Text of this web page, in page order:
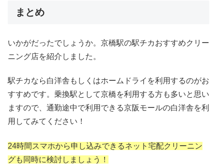
まとめ
いかがだったでしょうか。京橋駅の駅チカおすすめクリー
ニング店を紹介しました。
駅チカなら白洋舎もしくはホームドライを利用するのがお
すすめです。乗換駅として京橋を利用する方も多いと思い
ますので、通勤途中で利用できる京阪モールの白洋舎を利
用してみてください！
24時間スマホから申し込みできるネット宅配クリーニン
グも同時に検討しましょう！